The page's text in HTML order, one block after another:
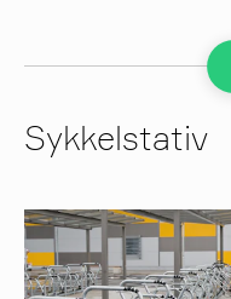
Sykkelstativ